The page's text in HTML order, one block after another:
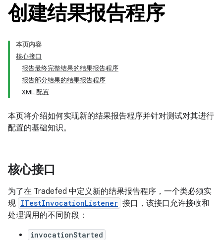
创建结果报告程序
本页内容
核心接口
报告最终完整结果的结果报告程序
报告部分结果的结果报告程序
XML 配置
本页将介绍如何实现新的结果报告程序并针对测试对其进行
配置的基础知识。
核心接口
为了在 Tradefed 中定义新的结果报告程序，一个类必须实
现 ITestInvocationListener 接口，该接口允许接收和
处理调用的不同阶段：
invocationStarted